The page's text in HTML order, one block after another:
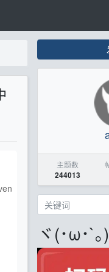
主题数
244013
ヾ(･ω･`｡